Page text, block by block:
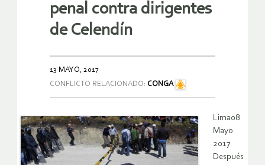
penal contra dirigentes
de Celendín
13 MAYO, 2017
CONFLICTO RELACIONADO: CONGA
Lima08
Mayo
2017
Después